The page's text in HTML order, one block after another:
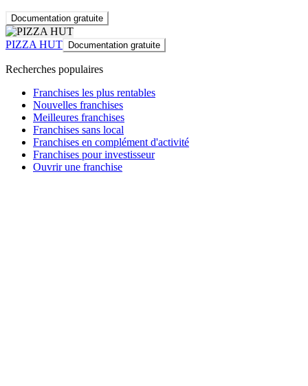
Documentation gratuite
PIZZA HUT Documentation gratuite
Recherches populaires
Franchises les plus rentables
Nouvelles franchises
Meilleures franchises
Franchises sans local
Franchises en complément d'activité
Franchises pour investisseur
Ouvrir une franchise